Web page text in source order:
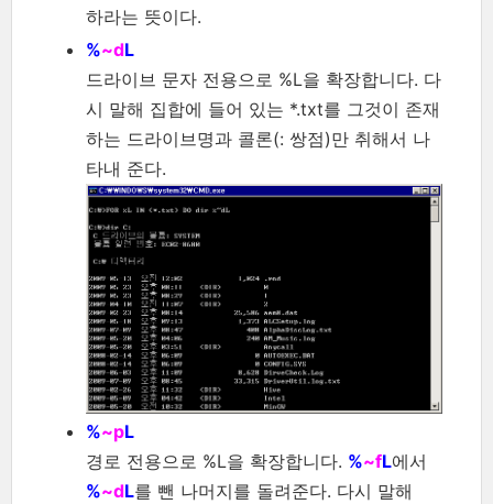
하라는 뜻이다.
%~dL
드라이브 문자 전용으로 %L을 확장합니다. 다
시 말해 집합에 들어 있는 *.txt를 그것이 존재
하는 드라이브명과 콜론(: 쌍점)만 취해서 나
타내 준다.
%~pL
경로 전용으로 %L을 확장합니다. %~fL에서
%~dL를 뺀 나머지를 돌려준다. 다시 말해